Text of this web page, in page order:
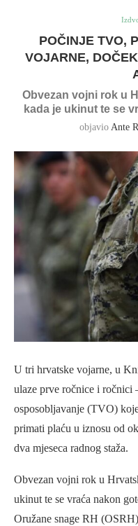
POČINJE TVO,
VOJARNE,
Obvezan vojni rok u
kada je ukinut te se
objavio Ante
U tri hrvatske vojarne, u
ulaze prve ročnice i ročnici
osposobljavanje (TVO)
primati plaću u iznosu od
dva mjeseca radnog staža.
Obvezan vojni rok u
ukinut te se vraća nakon
Oružane snage RH